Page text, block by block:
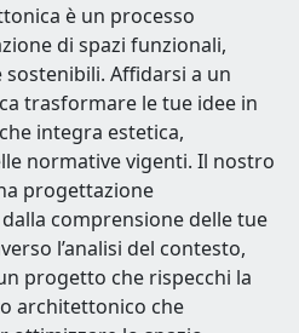
è un processo
di spazi funzionali,
Affidarsi a un
trasformare le tue idee in
integra estetica,
normative vigenti. Il nostro
progettazione
comprensione delle tue
l’analisi del contesto,
progetto che rispecchi la
architettonico che